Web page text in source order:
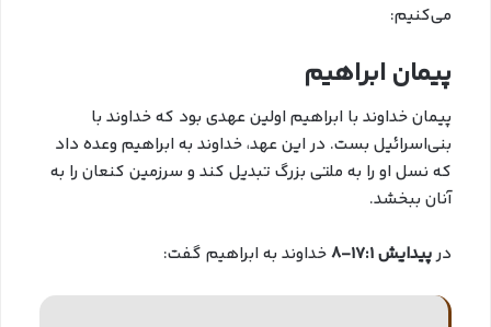
می‌کنیم:
پیمان ابراهیم
پیمان خداوند با ابراهیم اولین عهدی بود که خداوند با
بنی‌اسرائیل بست. در این عهد، خداوند به ابراهیم وعده داد
که نسل او را به ملتی بزرگ تبدیل کند و سرزمین کنعان را به
آنان ببخشد.
درپیدایش 17:1-8 خداوند به ابراهیم گفت: